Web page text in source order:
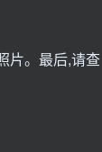
片。最后,请查